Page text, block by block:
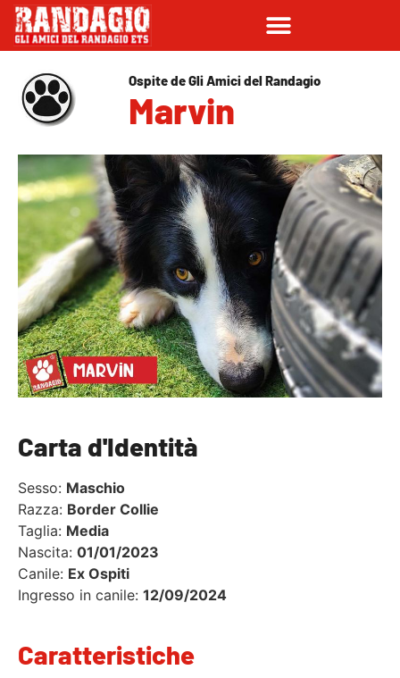
Ospite de Gli Amici del Randagio
Marvin
Carta d'Identità
Sesso: Maschio
Razza: Border Collie
Taglia: Media
Nascita: 01/01/2023
Canile: Ex Ospiti
Ingresso in canile: 12/09/2024
Caratteristiche